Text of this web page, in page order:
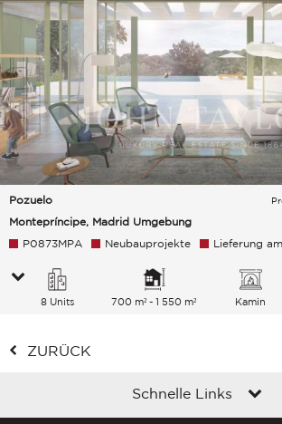
Pozuelo
Montepríncipe, Madrid Umgebung
P0873MPA
Neubauprojekte Lieferung
8 Units 700 m² - 1 550 m² Kamin
ZURÜCK
Schnelle Links